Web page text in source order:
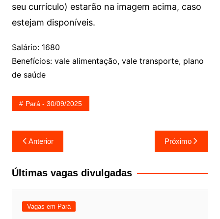
seu currículo) estarão na imagem acima, caso
estejam disponíveis.
Salário: 1680
Benefícios: vale alimentação, vale transporte, plano
de saúde
Pará - 30/09/2025
Navegação
de
Post
Anterior Próximo
Últimas vagas divulgadas
Vagas em Pará